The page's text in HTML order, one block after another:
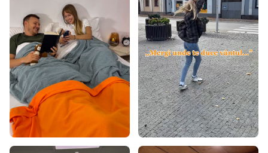
Covoare 80x300
Covoare 90x200
Covoare 100x200
Covoare 120x160
Covoare 120x170
Covoare 120x180
Covoare 120x200
Covoare 140x190
Covoare 140x200